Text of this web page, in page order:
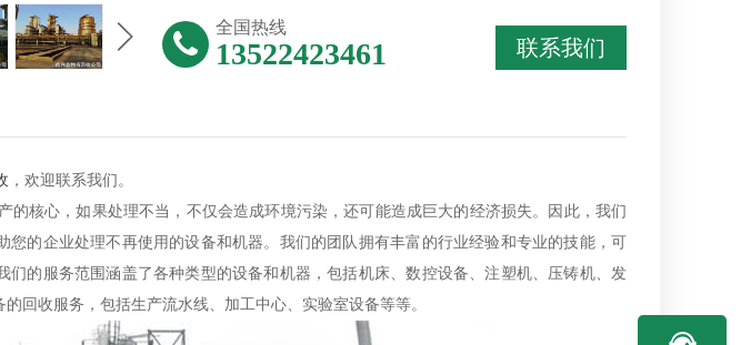
联系我们
全国热线
13522423461
，欢迎联系我们。
核心，如果处理不当，不仅会造成环境污染，还可能造成巨大的经济损失。因此，我们
您的企业处理不再使用的设备和机器。我们的团队拥有丰富的行业经验和专业的技能，可
们的服务范围涵盖了各种类型的设备和机器，包括机床、数控设备、注塑机、压铸机、发
回收服务，包括生产流水线、加工中心、实验室设备等等。